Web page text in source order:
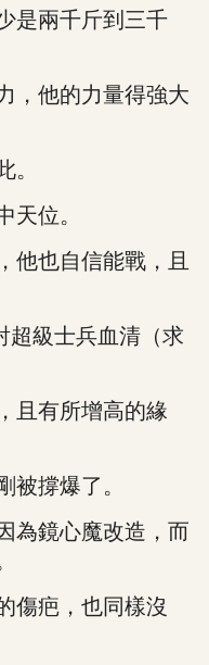
兩千斤到三千
他的力量得強大
位。
也自信能戰，且
超級士兵血清（求
有所增高的緣
撐爆了。
鏡心魔改造，而
疤，也同樣沒